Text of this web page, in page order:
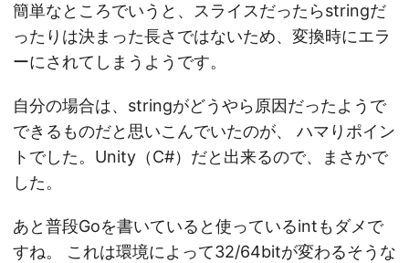
簡単なところでいうと、スライスだったらstringだ
ったりは決まった長さではないため、変換時にエラ
ーにされてしまうようです。
自分の場合は、stringがどうやら原因だったようで
できるものだと思いこんでいたのが、 ハマりポイン
トでした。Unity（C#）だと出来るので、まさかで
した。
あと普段Goを書いていると使っているintもダメで
すね。 これは環境によって32/64bitが変わるそうな